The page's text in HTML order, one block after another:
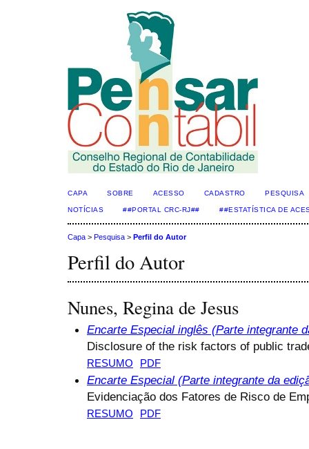
CAPA SOBRE ACESSO CADASTRO PESQUISA
NOTÍCIAS ##PORTAL CRC-RJ## ##ESTATÍSTICA DE
Capa > Pesquisa > Perfil do Autor
Perfil do Autor
Nunes, Regina de Jesus
Encarte Especial inglês (Parte integrante
Disclosure of the risk factors of public
RESUMO PDF
Encarte Especial (Parte integrante da
Evidenciação dos Fatores de Risco de
RESUMO PDF